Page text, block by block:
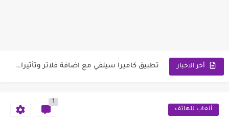
أخر الاخبار تطبيق كاميرا سيلفي مع اضافة فلاتر وتأثيرات على الوجه مثل...
تطبيق لتعديل وتحرير الصور بميزات رهيبة منها ميزة ضبط التركيز ألعاب للهاتف
1